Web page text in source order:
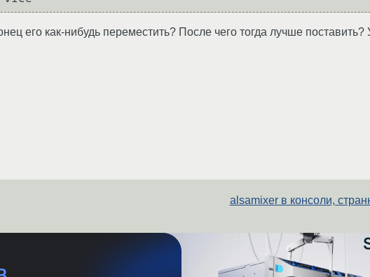
его как-нибудь переместить? После чего тогда лучше поставить?
alsamixer в консоли,